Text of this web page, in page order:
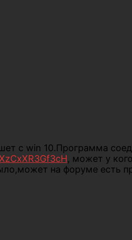
с win 10.Программа
, может у
на форуме есть